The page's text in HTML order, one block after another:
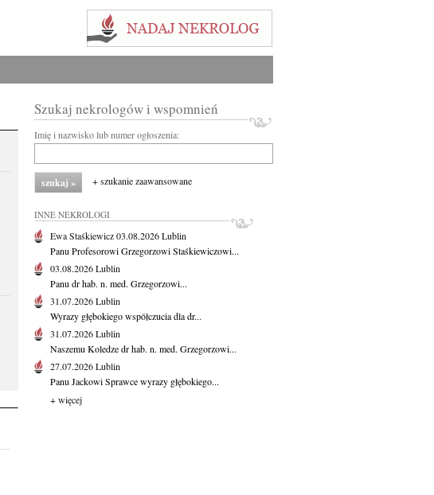
Szukaj nekrologów i wspomnień
Imię i nazwisko lub numer ogłoszenia:
+ szukanie zaawansowane
INNE NEKROLOGI
Ewa Staśkiewicz03.08.2026Lublin
Panu Profesorowi Grzegorzowi Staśkiewiczowi...
03.08.2026Lublin
Panu dr hab. n. med. Grzegorzowi...
31.07.2026Lublin
Wyrazy głębokiego współczucia dla dr...
31.07.2026Lublin
Naszemu Koledze dr hab. n. med. Grzegorzowi...
27.07.2026Lublin
Panu Jackowi Sprawce wyrazy głębokiego...
+ więcej